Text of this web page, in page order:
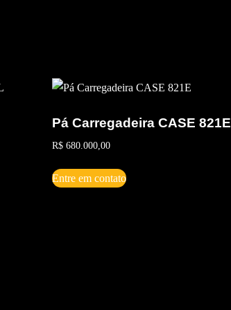
Pá Carregadeira CASE 821E
R$680.000,00
Entre em contato